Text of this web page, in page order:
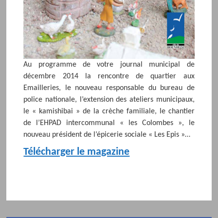
Au programme de votre journal municipal de
décembre 2014 la rencontre de quartier aux
Emailleries, le nouveau responsable du bureau de
police nationale, l’extension des ateliers municipaux,
le « kamishibai » de la crèche familiale, le chantier
de l’EHPAD intercommunal « les Colombes », le
nouveau président de l’épicerie sociale « Les Epis »…
Télécharger le magazine